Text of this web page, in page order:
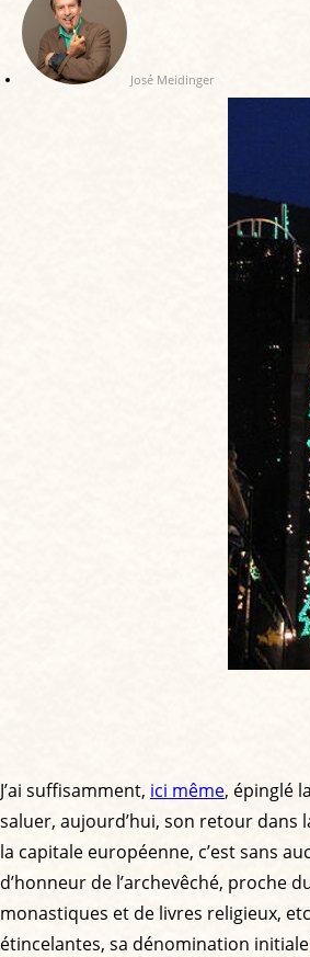
José Meidinger
J’ai suffisamment, ici même, épinglé
saluer, aujourd’hui, son retour dans
la capitale européenne, c’est sans
d’honneur de l’archevêché, proche
monastiques et de livres religieux,
étincelantes, sa dénomination initiale